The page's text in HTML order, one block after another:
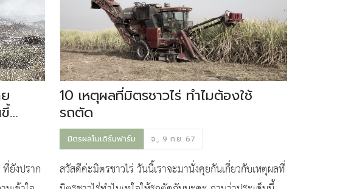
น
ยังปราก
10 เหตุผลที่มิตรชาวไร่ ทำไมต้องใช้
รถตัด
มิตรผลโมเดิร์นฟาร์ม จ., 9 ก.ย. 67
สวัสดีค่ะมิตรชาวไร่ วันนี้เราจะมานั่งคุยกันเกี่ยวกับเหตุผลที่